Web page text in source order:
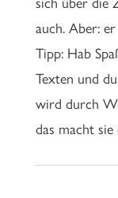
auch. Aber:
Tipp: Hab
Texten und
wird durch
das macht